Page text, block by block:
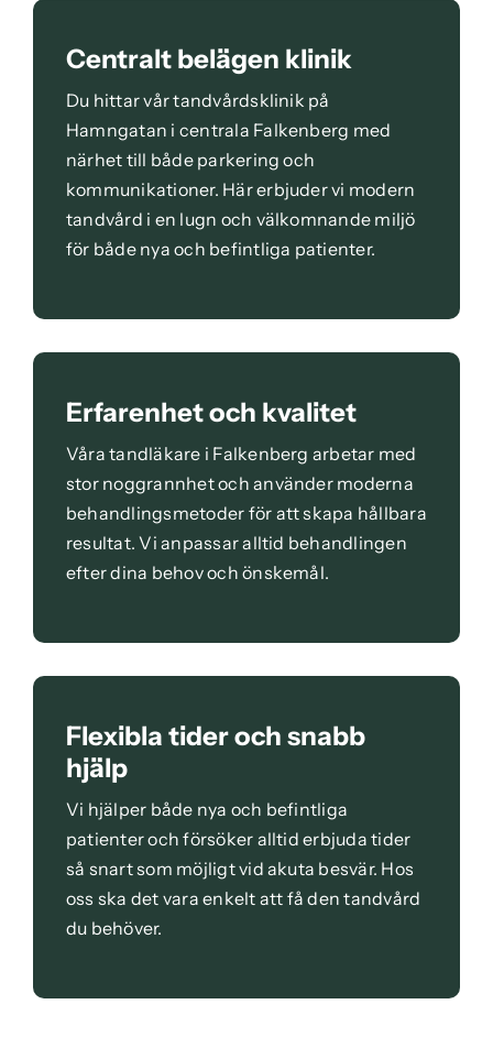
Centralt belägen klinik
Du hittar vår tandvårdsklinik på
Hamngatan i centrala Falkenberg med
närhet till både parkering och
kommunikationer. Här erbjuder vi modern
tandvård i en lugn och välkomnande miljö
för både nya och befintliga patienter.
Erfarenhet och kvalitet
Våra tandläkare i Falkenberg arbetar med
stor noggrannhet och använder moderna
behandlingsmetoder för att skapa hållbara
resultat. Vi anpassar alltid behandlingen
efter dina behov och önskemål.
Flexibla tider och snabb
hjälp
Vi hjälper både nya och befintliga
patienter och försöker alltid erbjuda tider
så snart som möjligt vid akuta besvär. Hos
oss ska det vara enkelt att få den tandvård
du behöver.